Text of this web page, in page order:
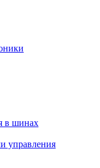
в шинах
управления